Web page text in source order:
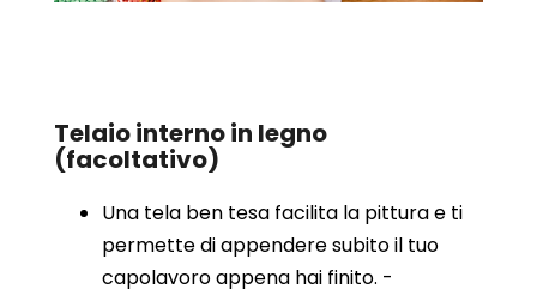
Telaio interno in legno
(facoltativo)
Una tela ben tesa facilita la pittura e ti
permette di appendere subito il tuo
capolavoro appena hai finito. -